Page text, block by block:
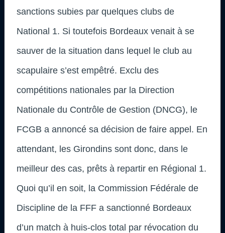
sanctions subies par quelques clubs de
National 1. Si toutefois Bordeaux venait à se
sauver de la situation dans lequel le club au
scapulaire s’est empêtré. Exclu des
compétitions nationales par la Direction
Nationale du Contrôle de Gestion (DNCG), le
FCGB a annoncé sa décision de faire appel. En
attendant, les Girondins sont donc, dans le
meilleur des cas, prêts à repartir en Régional 1.
Quoi qu’il en soit, la Commission Fédérale de
Discipline de la FFF a sanctionné Bordeaux
d’un match à huis-clos total par révocation du